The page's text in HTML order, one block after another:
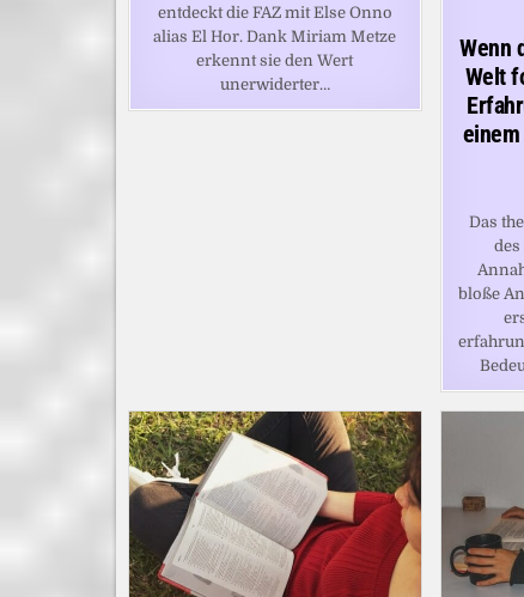
entdeckt die FAZ mit Else Onno
alias El Hor. Dank Miriam Metze
erkennt sie den Wert
unerwiderter…
Wenn
Welt
Das
bloße